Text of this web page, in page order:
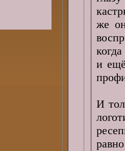
же
и
И